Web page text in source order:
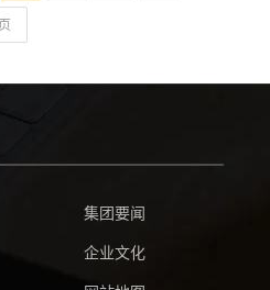
集团要闻
企业文化